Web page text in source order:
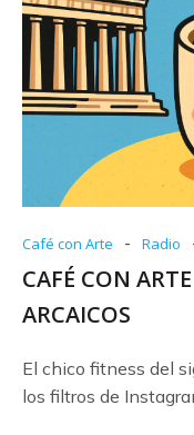
Café con Arte - Radio
CAFÉ CON
ARCAICOS
El chico fitness del
los filtros de